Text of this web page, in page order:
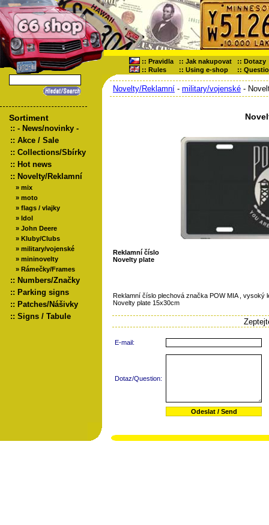
:: Pravidla :: Jak nakupovat :: Dotazy
:: Rules :: Using e-shop ::
Sortiment
:: - News/novinky -
:: Akce / Sale
:: Collections/Sbírky
:: Hot news
:: Novelty/Reklamní
» mix
» moto
» flags / vlajky
» Idol
» John Deere
» Kluby/Clubs
» military/vojenské
» mininovelty
» Rámečky/Frames
:: Numbers/Značky
:: Parking signs
:: Patches/Nášivky
:: Signs / Tabule
Novelty/Reklamní - military/vojenské -
Reklamní číslo
Novelty plate
Reklamní číslo plechová značka POW MIA , vysoký
Novelty plate 15x30cm
E-mail:
Dotaz/Question: